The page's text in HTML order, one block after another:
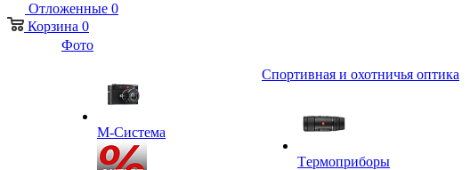
Отложенные 0
Корзина 0
Фото
M-Система
Спортивная и охотничья оптика
Tермоприборы